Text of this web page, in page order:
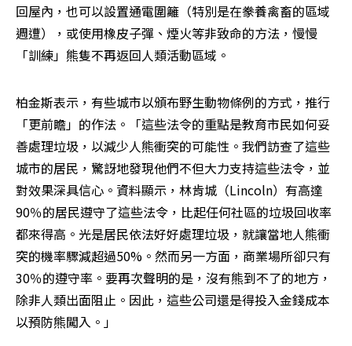
回屋內，也可以設置通電圍籬（特別是在豢養禽畜的區域
週遭），或使用橡皮子彈、煙火等非致命的方法，慢慢
「訓練」熊隻不再返回人類活動區域。
柏金斯表示，有些城市以頒布野生動物條例的方式，推行
「更前瞻」的作法。「這些法令的重點是教育市民如何妥
善處理垃圾，以減少人熊衝突的可能性。我們訪查了這些
城市的居民，驚訝地發現他們不但大力支持這些法令，並
對效果深具信心。資料顯示，林肯城（Lincoln）有高達
90％的居民遵守了這些法令，比起任何社區的垃圾回收率
都來得高。光是居民依法好好處理垃圾，就讓當地人熊衝
突的機率驟減超過50%。然而另一方面，商業場所卻只有
30％的遵守率。要再次聲明的是，沒有熊到不了的地方，
除非人類出面阻止。因此，這些公司還是得投入金錢成本
以預防熊闖入。」